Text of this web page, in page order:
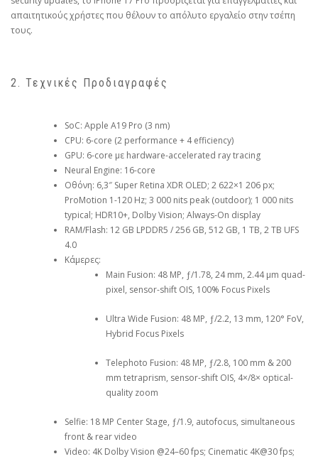
απαιτητικούς χρήστες που θέλουν το απόλυτο εργαλείο στην τσέπη
τους.
2. Τεχνικές Προδιαγραφές
SoC: Apple A19 Pro (3 nm)
CPU: 6-core (2 performance + 4 efficiency)
GPU: 6-core με hardware-accelerated ray tracing
Neural Engine: 16-core
Οθόνη: 6,3″ Super Retina XDR OLED; 2 622×1 206 px;
ProMotion 1-120 Hz; 3 000 nits peak (outdoor); 1 000 nits
typical; HDR10+, Dolby Vision; Always-On display
RAM/Flash: 12 GB LPDDR5 / 256 GB, 512 GB, 1 TB, 2 TB UFS
4.0
Κάμερες:
Main Fusion: 48 MP, ƒ/1.78, 24 mm, 2.44 μm quad-
pixel, sensor-shift OIS, 100% Focus Pixels
Ultra Wide Fusion: 48 MP, ƒ/2.2, 13 mm, 120° FoV,
Hybrid Focus Pixels
Telephoto Fusion: 48 MP, ƒ/2.8, 100 mm & 200
mm tetraprism, sensor-shift OIS, 4×/8× optical-
quality zoom
Selfie: 18 MP Center Stage, ƒ/1.9, autofocus, simultaneous
front & rear video
Video: 4K Dolby Vision @24–60 fps; Cinematic 4K@30 fps;